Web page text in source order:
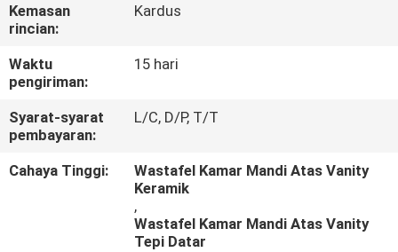
HUBUNGI
KAMI
BERITA
KASUS
Kemasan
rincian:
Kardus
Waktu
pengiriman:
15 hari
Syarat-syarat
pembayaran:
L/C, D/P, T/T
Cahaya Tinggi:
Wastafel Kamar Mandi Atas Vanity
Keramik
,
Wastafel Kamar Mandi Atas Vanity
Tepi Datar